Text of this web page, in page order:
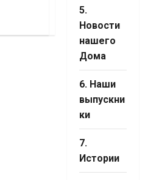
5.
Новости
нашего
Дома
6. Наши
выпускни
ки
7.
Истории